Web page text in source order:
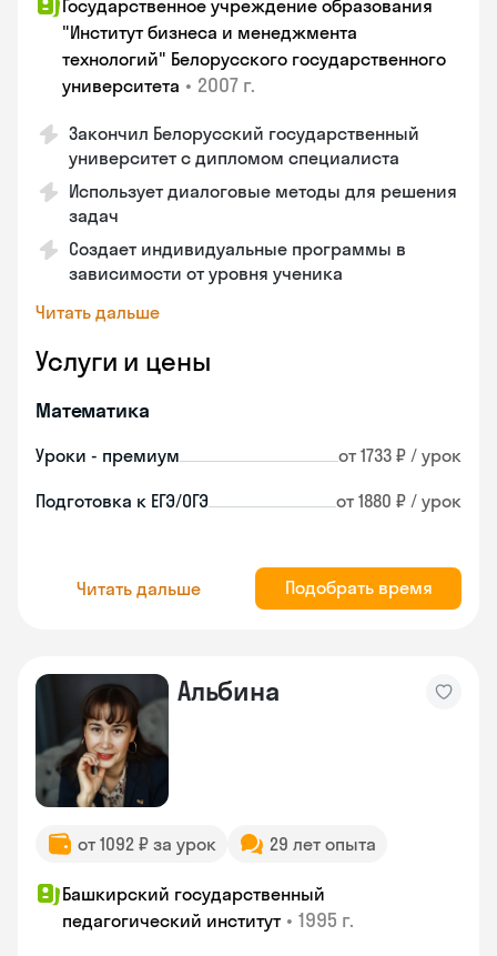
Государственное учреждение образования
"Институт бизнеса и менеджмента
технологий" Белорусского государственного
университета • 2007 г.
Закончил Белорусский государственный
университет с дипломом специалиста
Использует диалоговые методы для решения
задач
Создает индивидуальные программы в
зависимости от уровня ученика
Читать дальше
Услуги и цены
Математика
Уроки - премиум от 1733 ₽ / урок
Подготовка к ЕГЭ/ОГЭ от 1880 ₽ / урок
Читать дальше Подобрать время
Альбина
от 1092 ₽ за урок 29 лет опыта
Башкирский государственный
педагогический институт • 1995 г.